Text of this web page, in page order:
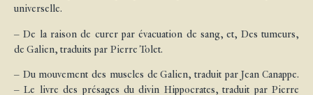
universelle.
– De la raison de curer par évacuation de sang, et, Des tumeurs,
de Galien, traduits par Pierre Tolet.
– Du mouvement des muscles de Galien, traduit par Jean Canappe.
– Le livre des présages du divin Hippocrates, traduit par Pierre